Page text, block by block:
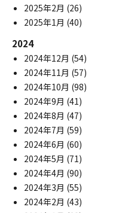
2025年2月 (26)
2025年1月 (40)
2024
2024年12月 (54)
2024年11月 (57)
2024年10月 (98)
2024年9月 (41)
2024年8月 (47)
2024年7月 (59)
2024年6月 (60)
2024年5月 (71)
2024年4月 (90)
2024年3月 (55)
2024年2月 (43)